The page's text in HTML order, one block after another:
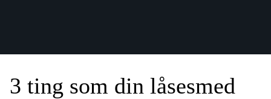
3 ting som din låsesmed